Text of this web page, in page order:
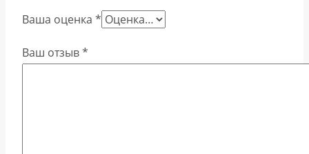
Ваша оценка *
Ваш отзыв*